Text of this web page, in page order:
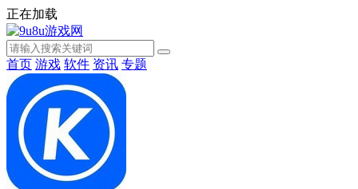
正在加载
首页 游戏 软件 资讯 专题